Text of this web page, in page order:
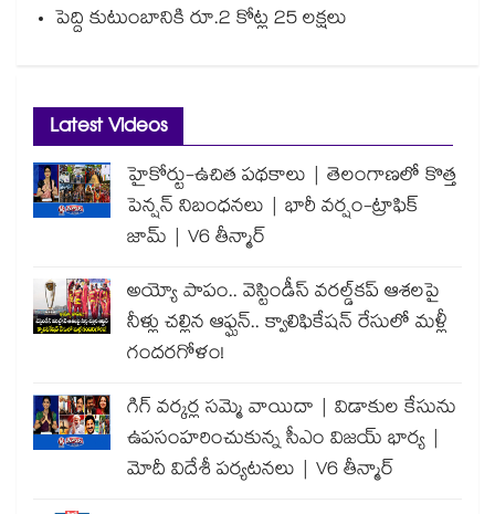
పెద్ది కుటుంబానికి రూ.2 కోట్ల 25 లక్షలు
Latest Videos
హైకోర్టు-ఉచిత పథకాలు | తెలంగాణలో కొత్త
పెన్షన్ నిబంధనలు | భారీ వర్షం-ట్రాఫిక్
జామ్ | V6 తీన్మార్
అయ్యో పాపం.. వెస్టిండీస్ వరల్డ్‌కప్ ఆశలపై
నీళ్లు చల్లిన ఆఫ్ఘన్.. క్వాలిఫికేషన్ రేసులో మళ్లీ
గందరగోళం!
గిగ్ వర్కర్ల సమ్మె వాయిదా | విడాకుల కేసును
ఉపసంహరించుకున్న సీఎం విజయ్ భార్య |
మోదీ విదేశీ పర్యటనలు | V6 తీన్మార్